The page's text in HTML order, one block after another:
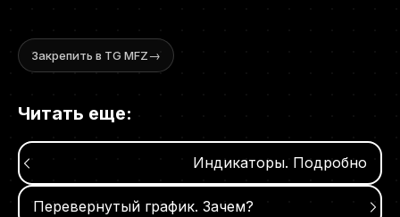
Закрепить в TG MFZ→
Читать еще:
Индикаторы. Подробно
Перевернутый график. Зачем?